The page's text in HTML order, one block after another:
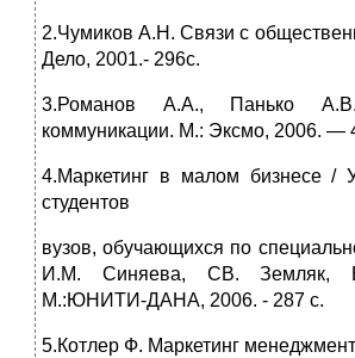
2.Чумиков А.Н. Связи с
Дело, 2001.- 296с.
3.Романов А.А., Панько А.В.
коммуникации. М.: Эксмо, 2006. —
4.Маркетинг в малом бизнесе /
студентов
вузов, обучающихся по
И.М. Синяева, СВ.
М.:ЮНИТИ-ДАНА, 2006. - 287 с.
5.Котлер Ф. Маркетинг